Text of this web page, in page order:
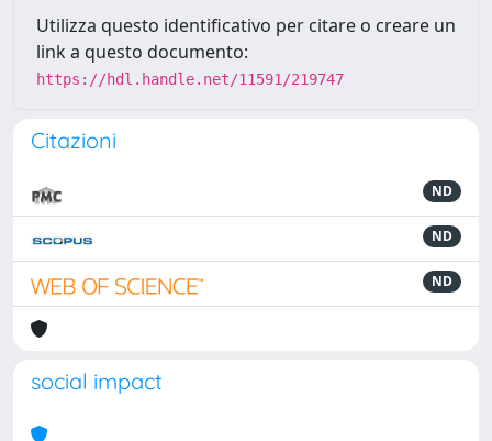
Utilizza questo identificativo per citare o creare un
link a questo documento:
https://hdl.handle.net/11591/219747
Citazioni
ND
ND
ND
social impact